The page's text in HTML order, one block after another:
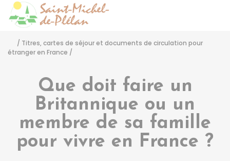
/ Titres, cartes de séjour et documents de circulation pour
étranger en France /
Que doit faire un
Britannique ou un
membre de sa famille
pour vivre en France ?